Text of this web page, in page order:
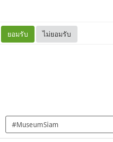
ยอมรับ ไม่ยอมรับ